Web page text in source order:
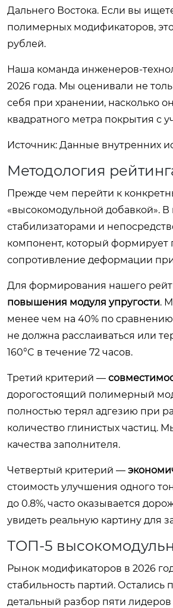
Дальнего Востока. Если вы
полимерных модификаторов,
рублей.
Наша команда инженеров-
2026 года. Мы оценивали не
себя при хранении, насколько
квадратного метра покрытия с
Источник: Данные внутренних
Методология
Прежде чем перейти к
«высокомодульной добавкой».
стабилизаторами и
компонент, который формирует
сопротивление деформации
Для формирования нашего
повышения модуля упругости.
менее чем на 40% по
не должна расслаиваться или
160°C в течение 72 часов.
Третий критерий —
дорогостоящий полимерный
полностью терял адгезию при
количество глинистых частиц.
качества заполнителя.
Четвертый критерий —
стоимость улучшения одного
до 0.8%, часто оказывается
увидеть реальную картину для
ТОП-5
Рынок модификаторов в 2026
стабильность партий.
детальный разбор пяти